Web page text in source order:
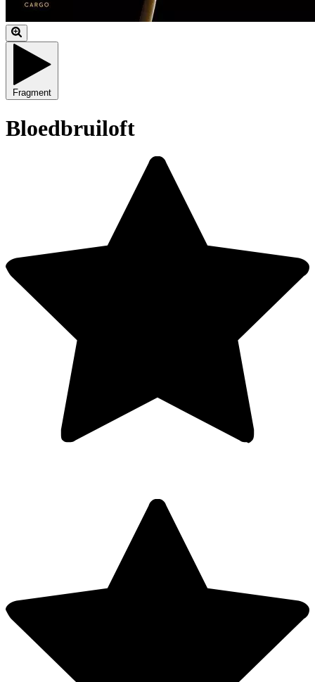
Fragment
Bloedbruiloft